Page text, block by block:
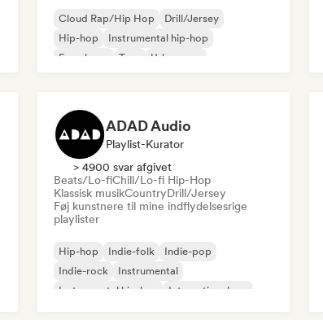
Cloud Rap/Hip Hop
Drill/Jersey
Hip-hop
Instrumental hip-hop
Fransk rap
Trap
Urban pop
ADAD Audio
Playlist-Kurator
> 4900 svar afgivet
Beats/Lo-fiChill/Lo-fi Hip-Hop
Klassisk musikCountryDrill/Jersey
Føj kunstnere til mine indflydelsesrige
playlister
Hip-hop Indie-folk
Indie-pop
Indie-rock
Instrumental
Instrumental hip-hop
International rap